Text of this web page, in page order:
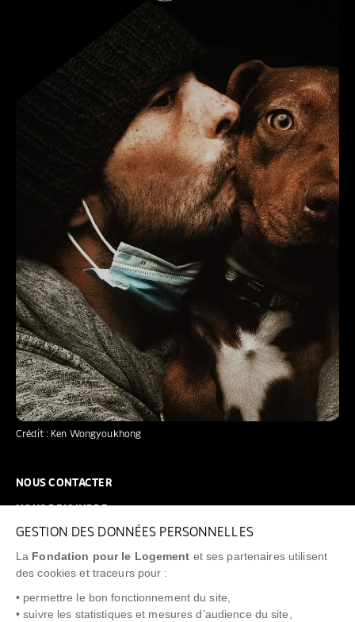
GESTION DES DONNÉES PERSONNELLES
La Fondation pour le Logement et ses partenaires utilisent
des cookies et traceurs pour :
• permettre le bon fonctionnement du site,
• suivre les statistiques et mesures d’audience du site,
Crédit : Ken Wongyoukhong
NOUS CONTACTER
FAQ
NEWSLETTER